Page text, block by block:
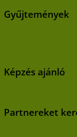
Gyűjtemények
Képzés ajánló
Partnereket